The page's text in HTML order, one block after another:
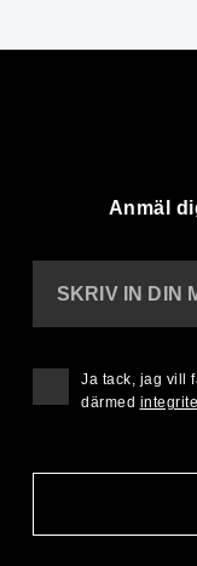
Anmäl
SKRIV IN DIN
Ja tack, jag vill
därmed